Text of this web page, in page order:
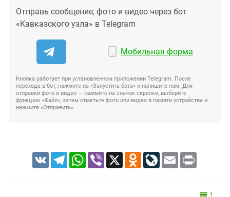
Отправь сообщение, фото и видео через бот
«Кавказского узла» в Telegram
Мобильная форма
Кнопка работает при установленном приложении Telegram. После
перехода в бот, нажмите на «Запустить бота» и напишите нам. Для
отправки фото и видео — нажмите на значок скрепки, выберите
функцию «Файл», затем отметьте фото или видео в памяти устройства и
нажмите «Отправить».
VK TelegramWhatsApp
Viber X Odnoklassniki
LiveJournal
Email Print
1